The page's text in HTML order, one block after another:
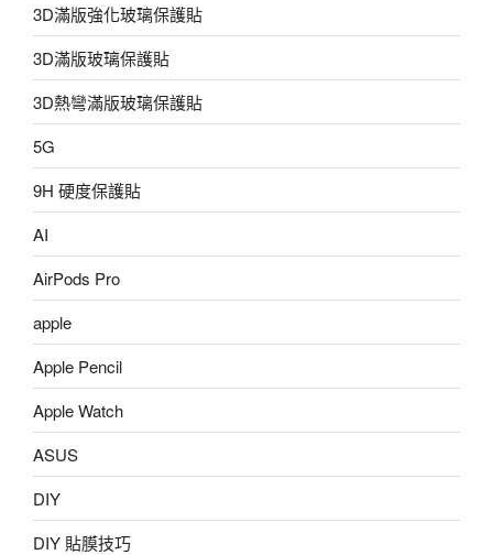
3D滿版強化玻璃保護貼
3D滿版玻璃保護貼
3D熱彎滿版玻璃保護貼
5G
9H 硬度保護貼
AI
AirPods Pro
apple
Apple Pencil
Apple Watch
ASUS
DIY
DIY 貼膜技巧